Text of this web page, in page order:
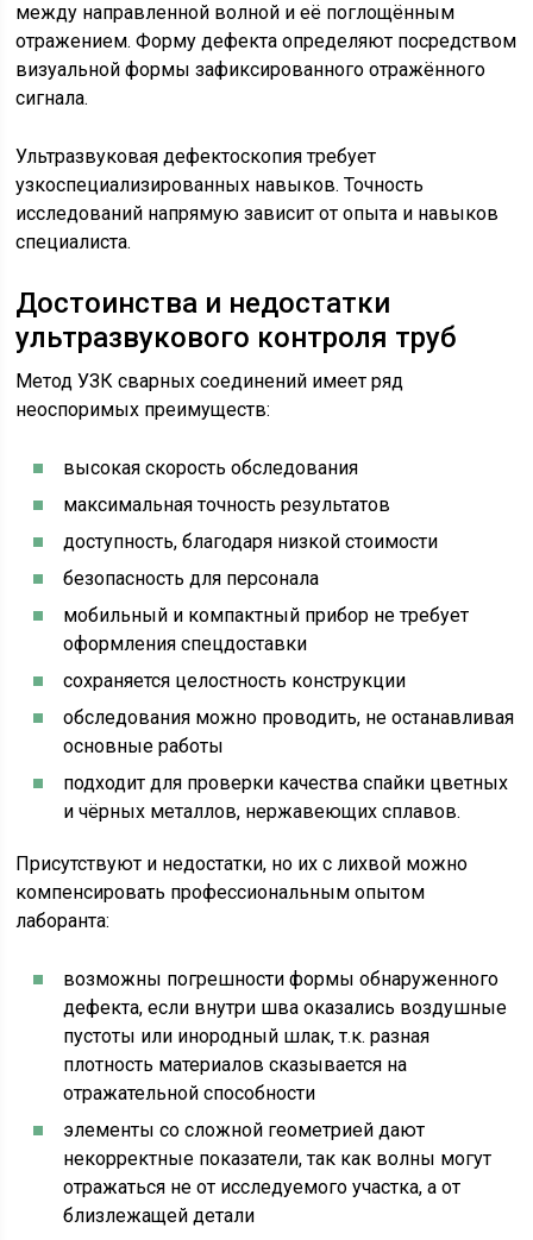
между направленной волной и её поглощённым
отражением. Форму дефекта определяют посредством
визуальной формы зафиксированного отражённого
сигнала.
Ультразвуковая дефектоскопия требует
узкоспециализированных навыков. Точность
исследований напрямую зависит от опыта и навыков
специалиста.
Достоинства и недостатки
ультразвукового контроля труб
Метод УЗК сварных соединений имеет ряд
неоспоримых преимуществ:
высокая скорость обследования
максимальная точность результатов
доступность, благодаря низкой стоимости
безопасность для персонала
мобильный и компактный прибор не требует
оформления спецдоставки
сохраняется целостность конструкции
обследования можно проводить, не останавливая
основные работы
подходит для проверки качества спайки цветных
и чёрных металлов, нержавеющих сплавов.
Присутствуют и недостатки, но их с лихвой можно
компенсировать профессиональным опытом
лаборанта:
возможны погрешности формы обнаруженного
дефекта, если внутри шва оказались воздушные
пустоты или инородный шлак, т.к. разная
плотность материалов сказывается на
отражательной способности
элементы со сложной геометрией дают
некорректные показатели, так как волны могут
отражаться не от исследуемого участка, а от
близлежащей детали